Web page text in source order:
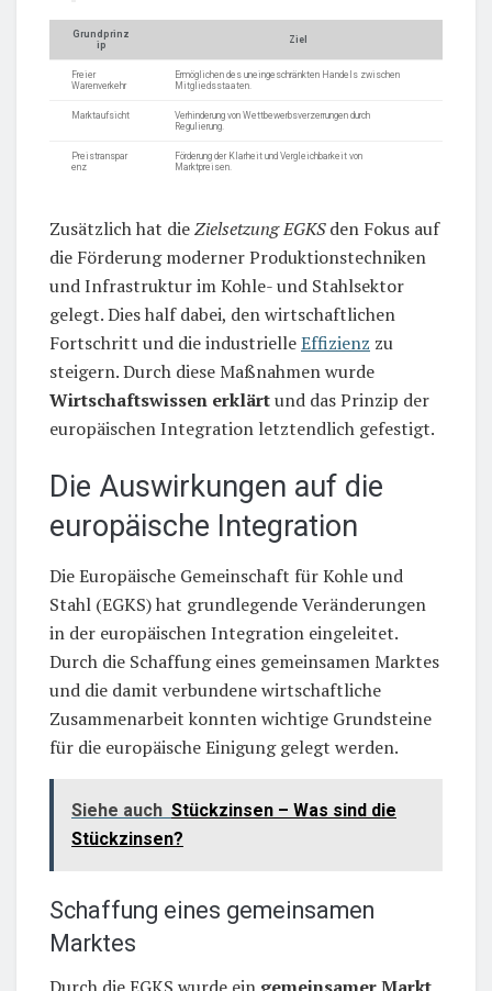
Grundprinz
ip
Ziel
Freier
Warenverkehr
Ermöglichen des uneingeschränkten Handels zwischen
Mitgliedsstaaten.
Marktaufsicht
Verhinderung von Wettbewerbsverzerrungen durch
Regulierung.
Preistranspar
enz
Förderung der Klarheit und Vergleichbarkeit von
Marktpreisen.
Zusätzlich hat dieZielsetzung EGKSden Fokus auf
die Förderung moderner Produktionstechniken
und Infrastruktur im Kohle- und Stahlsektor
gelegt. Dies half dabei, den wirtschaftlichen
Fortschritt und die industrielleEffizienz zu
steigern. Durch diese Maßnahmen wurde
Wirtschaftswissen erklärtund das Prinzip der
europäischen Integration letztendlich gefestigt.
Die Auswirkungen auf die
europäische Integration
Die Europäische Gemeinschaft für Kohle und
Stahl (EGKS) hat grundlegende Veränderungen
in der europäischen Integration eingeleitet.
Durch die Schaffung eines gemeinsamen Marktes
und die damit verbundene wirtschaftliche
Zusammenarbeit konnten wichtige Grundsteine
für die europäische Einigung gelegt werden.
Siehe auch Stückzinsen – Was sind die
Stückzinsen?
Schaffung eines gemeinsamen
Marktes